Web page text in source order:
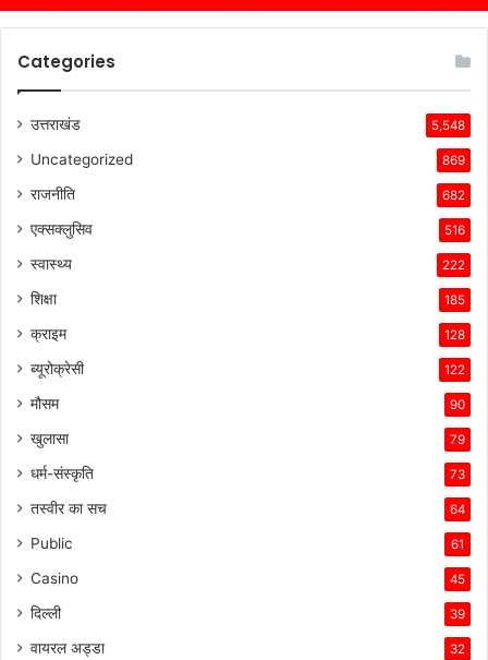
Categories
उत्तराखंड 5,548
Uncategorized 869
राजनीति 682
एक्सक्लुसिव 516
स्वास्थ्य 222
शिक्षा 185
क्राइम 128
ब्यूरोक्रेसी 122
मौसम 90
खुलासा 79
धर्म-संस्कृति 73
तस्वीर का सच 64
Public 61
Casino 45
दिल्ली 39
वायरल अड्डा 32